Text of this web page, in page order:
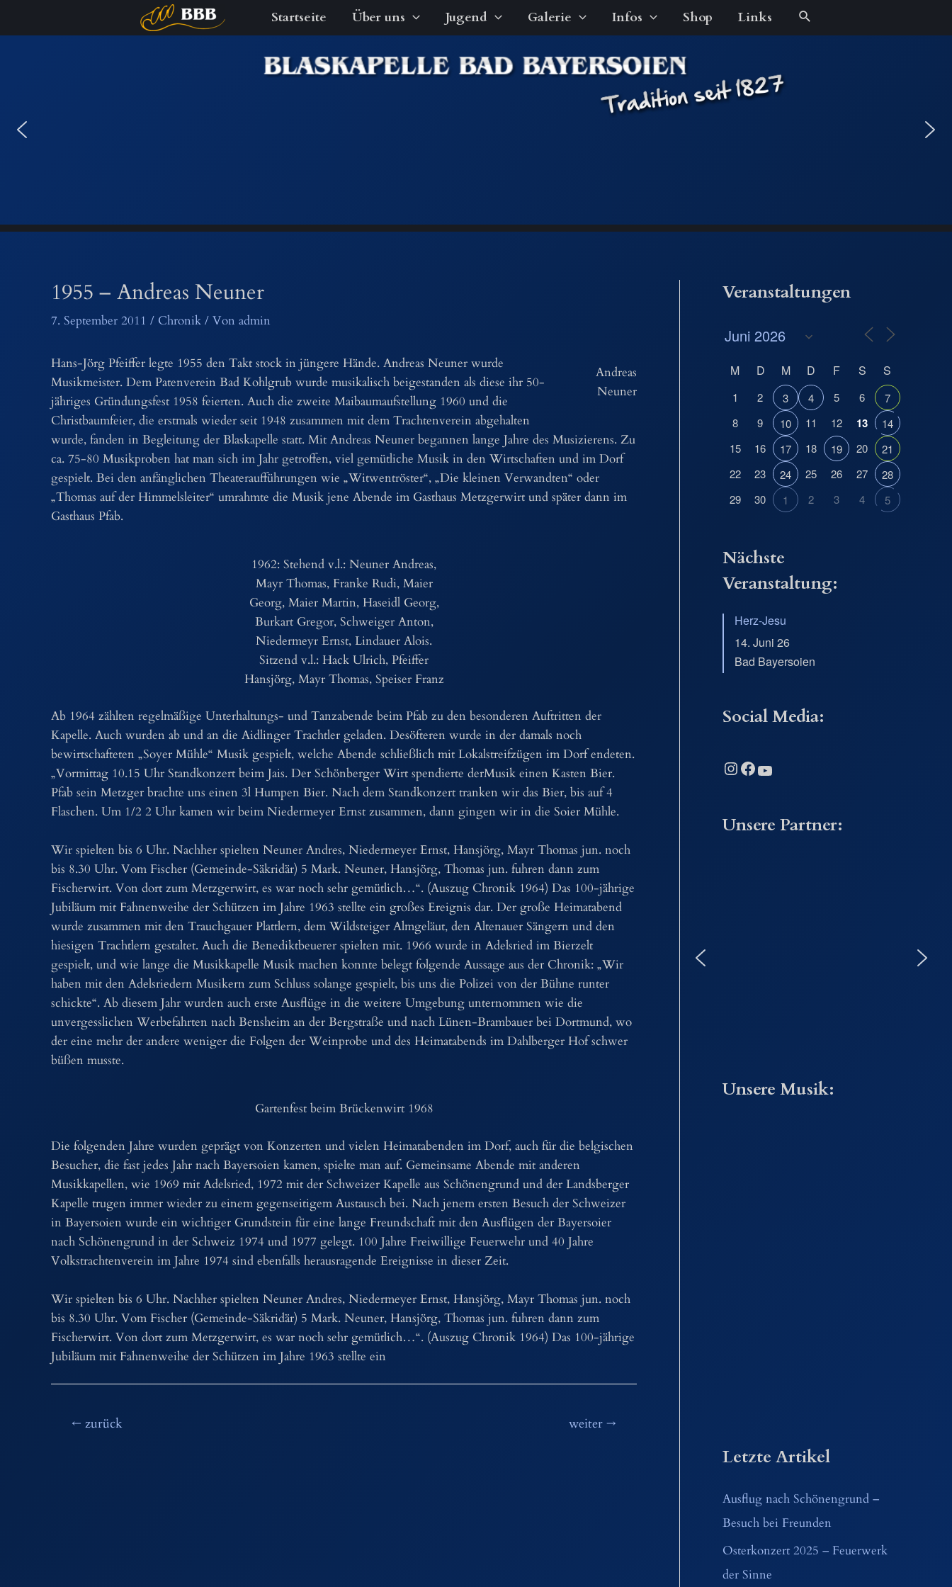
Startseite Über uns Jugend Galerie Infos Shop Links Suche
1955 – Andreas Neuner
7. September 2011 / Chronik / Von admin
Andreas
Neuner
Hans-Jörg Pfeiffer legte 1955 den Takt stock in jüngere Hände. Andreas Neuner wurde
Musikmeister. Dem Patenverein Bad Kohlgrub wurde musikalisch beigestanden als diese ihr 50-
jähriges Gründungsfest 1958 feierten. Auch die zweite Maibaumaufstellung 1960 und die
Christbaumfeier, die erstmals wieder seit 1948 zusammen mit dem Trachtenverein abgehalten
wurde, fanden in Begleitung der Blaskapelle statt. Mit Andreas Neuner begannen lange Jahre des Musizierens. Zu
ca. 75-80 Musikproben hat man sich im Jahr getroffen, viel gemütliche Musik in den Wirtschaften und im Dorf
gespielt. Bei den anfänglichen Theateraufführungen wie „Witwentröster“, „Die kleinen Verwandten“ oder
„Thomas auf der Himmelsleiter“ umrahmte die Musik jene Abende im Gasthaus Metzgerwirt und später dann im
Gasthaus Pfab.
1962: Stehend v.l.: Neuner Andreas,
Mayr Thomas, Franke Rudi, Maier
Georg, Maier Martin, Haseidl Georg,
Burkart Gregor, Schweiger Anton,
Niedermeyr Ernst, Lindauer Alois.
Sitzend v.l.: Hack Ulrich, Pfeiffer
Hansjörg, Mayr Thomas, Speiser Franz
Ab 1964 zählten regelmäßige Unterhaltungs- und Tanzabende beim Pfab zu den besonderen Auftritten der
Kapelle. Auch wurden ab und an die Aidlinger Trachtler geladen. Desöfteren wurde in der damals noch
bewirtschafteten „Soyer Mühle“ Musik gespielt, welche Abende schließlich mit Lokalstreifzügen im Dorf endeten.
„Vormittag 10.15 Uhr Standkonzert beim Jais. Der Schönberger Wirt spendierte derMusik einen Kasten Bier.
Pfab sein Metzger brachte uns einen 3l Humpen Bier. Nach dem Standkonzert tranken wir das Bier, bis auf 4
Flaschen. Um 1/2 2 Uhr kamen wir beim Niedermeyer Ernst zusammen, dann gingen wir in die Soier Mühle.
Wir spielten bis 6 Uhr. Nachher spielten Neuner Andres, Niedermeyer Ernst, Hansjörg, Mayr Thomas jun. noch
bis 8.30 Uhr. Vom Fischer (Gemeinde-Säkridär) 5 Mark. Neuner, Hansjörg, Thomas jun. fuhren dann zum
Fischerwirt. Von dort zum Metzgerwirt, es war noch sehr gemütlich…“. (Auszug Chronik 1964) Das 100-jährige
Jubiläum mit Fahnenweihe der Schützen im Jahre 1963 stellte ein großes Ereignis dar. Der große Heimatabend
wurde zusammen mit den Trauchgauer Plattlern, dem Wildsteiger Almgeläut, den Altenauer Sängern und den
hiesigen Trachtlern gestaltet. Auch die Benediktbeuerer spielten mit. 1966 wurde in Adelsried im Bierzelt
gespielt, und wie lange die Musikkapelle Musik machen konnte belegt folgende Aussage aus der Chronik: „Wir
haben mit den Adelsriedern Musikern zum Schluss solange gespielt, bis uns die Polizei von der Bühne runter
schickte“. Ab diesem Jahr wurden auch erste Ausflüge in die weitere Umgebung unternommen wie die
unvergesslichen Werbefahrten nach Bensheim an der Bergstraße und nach Lünen-Brambauer bei Dortmund, wo
der eine mehr der andere weniger die Folgen der Weinprobe und des Heimatabends im Dahlberger Hof schwer
büßen musste.
Gartenfest beim Brückenwirt 1968
Die folgenden Jahre wurden geprägt von Konzerten und vielen Heimatabenden im Dorf, auch für die belgischen
Besucher, die fast jedes Jahr nach Bayersoien kamen, spielte man auf. Gemeinsame Abende mit anderen
Musikkapellen, wie 1969 mit Adelsried, 1972 mit der Schweizer Kapelle aus Schönengrund und der Landsberger
Kapelle trugen immer wieder zu einem gegenseitigem Austausch bei. Nach jenem ersten Besuch der Schweizer
in Bayersoien wurde ein wichtiger Grundstein für eine lange Freundschaft mit den Ausflügen der Bayersoier
nach Schönengrund in der Schweiz 1974 und 1977 gelegt. 100 Jahre Freiwillige Feuerwehr und 40 Jahre
Volkstrachtenverein im Jahre 1974 sind ebenfalls herausragende Ereignisse in dieser Zeit.
Wir spielten bis 6 Uhr. Nachher spielten Neuner Andres, Niedermeyer Ernst, Hansjörg, Mayr Thomas jun. noch
bis 8.30 Uhr. Vom Fischer (Gemeinde-Säkridär) 5 Mark. Neuner, Hansjörg, Thomas jun. fuhren dann zum
Fischerwirt. Von dort zum Metzgerwirt, es war noch sehr gemütlich…“. (Auszug Chronik 1964) Das 100-jährige
Jubiläum mit Fahnenweihe der Schützen im Jahre 1963 stellte ein
Beitragsnavigation
← zurück weiter →
Veranstaltungen
M D M D F S S
1 2 3 4 5 6
7
8
9 10 11 12 13
14
15
16 17 18 19 20
21
22
23 24 25 26 27
28
29
30 1 2 3 4 5
Nächste
Veranstaltung:
Herz-Jesu
14. Juni 26
Bad Bayersoien
Social Media:
Instagram Facebook YouTube
Unsere Partner:
Unsere Musik:
Letzte Artikel
Ausflug nach Schönengrund –
Besuch bei Freunden
Osterkonzert 2025 – Feuerwerk
der Sinne